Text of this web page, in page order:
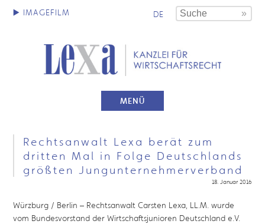
DE
MENÜ
Rechtsanwalt Lexa berät zum
dritten Mal in Folge Deutschlands
größten Jungunternehmerverband
18. Januar 2016
Würzburg / Berlin – Rechtsanwalt Carsten Lexa, LL.M. wurde
vom Bundesvorstand der Wirtschaftsjunioren Deutschland e.V.